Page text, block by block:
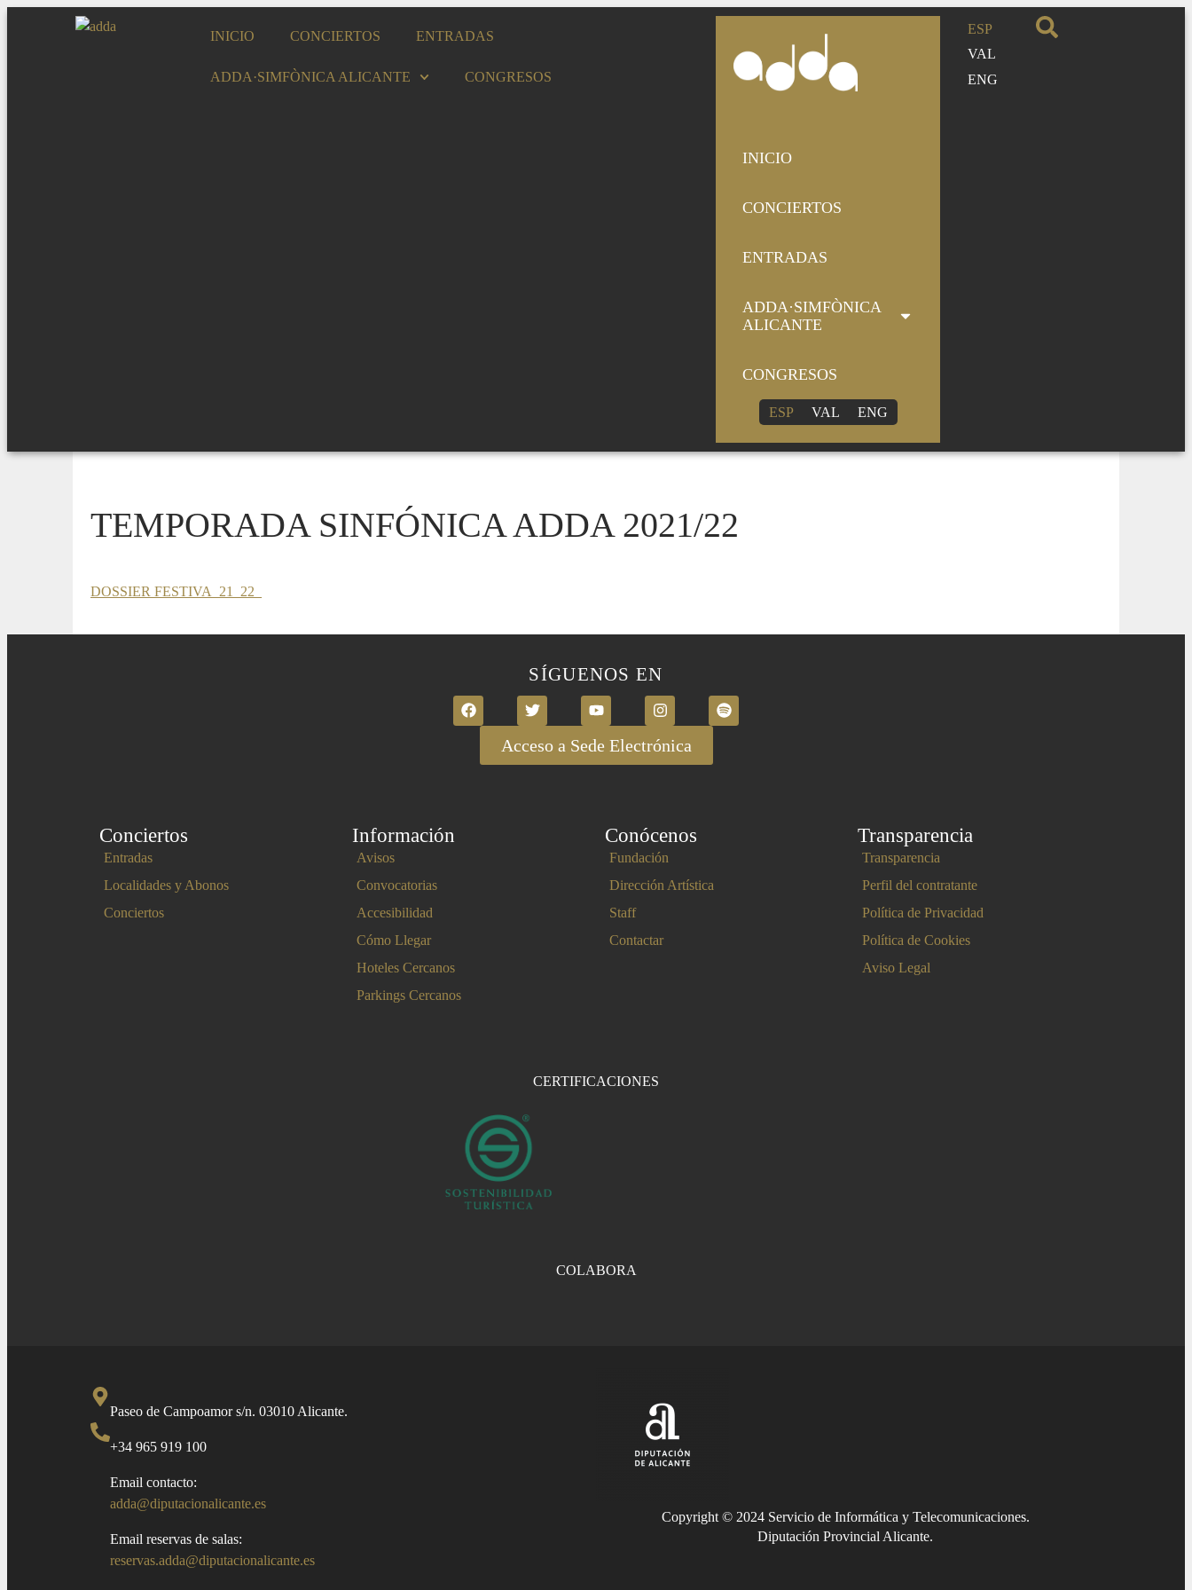
INICIO CONCIERTOS ENTRADAS
ADDA·SIMFÒNICA ALICANTE CONGRESOS
INICIO
CONCIERTOS
ENTRADAS
ADDA·SIMFÒNICA
ALICANTE
CONGRESOS
ESP VAL ENG
ESP
VAL
ENG
TEMPORADA SINFÓNICA ADDA 2021/22
DOSSIER FESTIVA_21_22_
SÍGUENOS EN
Acceso a Sede Electrónica
Conciertos
Entradas
Localidades y Abonos
Conciertos
Información
Avisos
Convocatorias
Accesibilidad
Cómo Llegar
Hoteles Cercanos
Parkings Cercanos
Conócenos
Fundación
Dirección Artística
Staff
Contactar
Transparencia
Transparencia
Perfil del contratante
Política de Privacidad
Política de Cookies
Aviso Legal
CERTIFICACIONES
COLABORA
Paseo de Campoamor s/n. 03010 Alicante.
+34 965 919 100
Email contacto:
adda@diputacionalicante.es
Email reservas de salas:
reservas.adda@diputacionalicante.es
Copyright © 2024 Servicio de Informática y Telecomunicaciones.
Diputación Provincial Alicante.